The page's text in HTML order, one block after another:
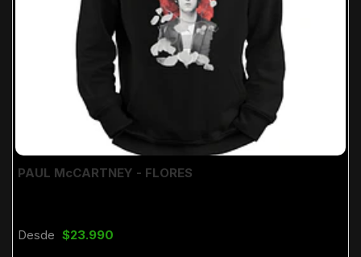
PAUL McCARTNEY - FLORES
Desde $23.990